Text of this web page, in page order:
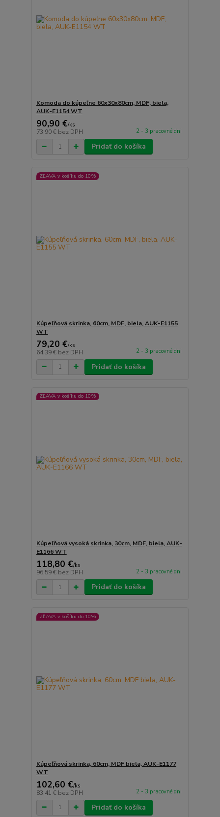
Komoda do kúpeľne 60x30x80cm, MDF, biela,
AUK-E1154 WT
90,90 €/ks
73,90 € bez DPH 2 - 3 pracovné dni
Pridať do košíka
ZĽAVA v košíku do 10%
Kúpeľňová skrinka, 60cm, MDF, biela, AUK-E1155
WT
79,20 €/ks
64,39 € bez DPH 2 - 3 pracovné dni
Pridať do košíka
ZĽAVA v košíku do 10%
Kúpeľňová vysoká skrinka, 30cm, MDF, biela, AUK-
E1166 WT
118,80 €/ks
96,59 € bez DPH 2 - 3 pracovné dni
Pridať do košíka
ZĽAVA v košíku do 10%
Kúpeľňová skrinka, 60cm, MDF biela, AUK-E1177
WT
102,60 €/ks
83,41 € bez DPH 2 - 3 pracovné dni
Pridať do košíka